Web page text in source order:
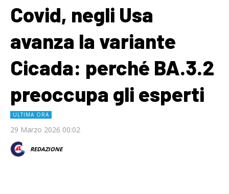
Covid, negli Usa
avanza la variante
Cicada: perché BA.3.2
preoccupa gli esperti
ULTIMA ORA
29 Marzo 2026 00:02
REDAZIONE